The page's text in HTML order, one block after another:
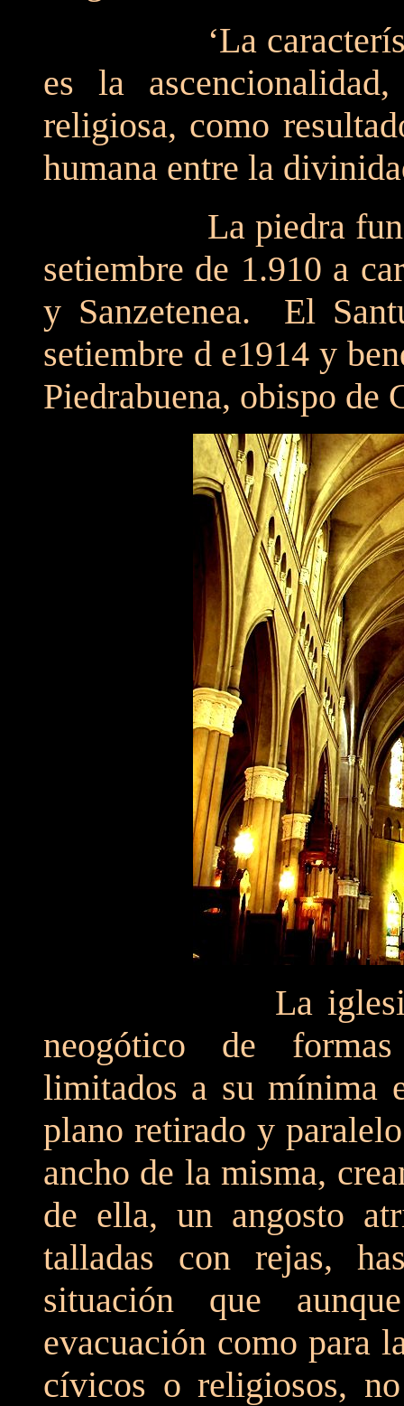
‘La característica
es la
religiosa, como
humana entre la
La piedra
setiembre de 1.910 a
y Sanzetenea. El
setiembre d e1914 y
Piedrabuena, obispo de
La iglesia,
neogótico de
limitados a su mínima
plano retirado y
ancho de la misma,
de ella, un angosto
talladas con rejas,
situación que
evacuación como para
cívicos o religiosos,